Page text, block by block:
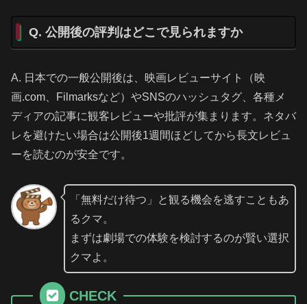
Q. 公開後の評判はどこで見られますか
A. 日本での一般公開後は、映画レビューサイト（映
画.com、Filmarksなど）やSNSのハッシュタグ、各種メ
ディアの記事に観客レビューや批評が集まります。ネタバ
レを避けたい場合は公開後1週間ほどしてから長文レビュ
ーを読むのが安全です。
「無料だけ待つ」と観る機会を逃すこともあ
るクマ。
まずは劇場での体験を検討するのが賢い選択
クマよ。
CHECK